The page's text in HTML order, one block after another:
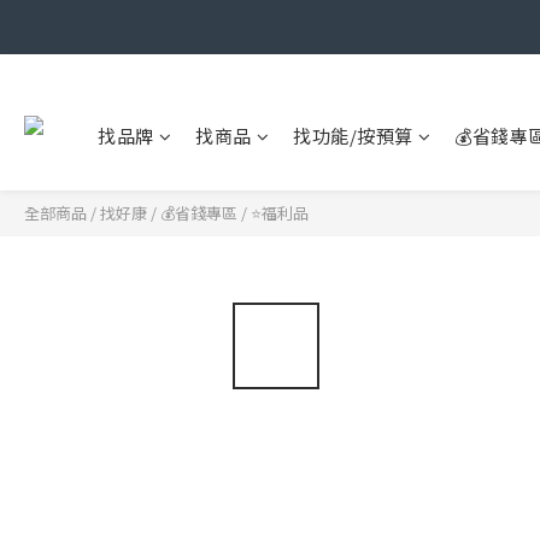
找品牌 找商品 找功能/按預算 💰省錢專
全部商品 /找好康 / 💰省錢專區 / ⭐福利品